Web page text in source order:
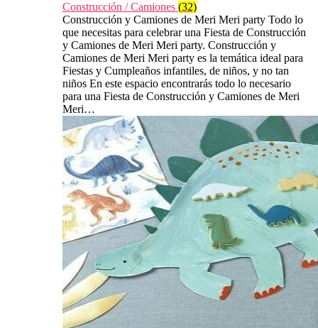
Construcción / Camiones (32)
Construcción y Camiones de Meri Meri party Todo lo
que necesitas para celebrar una Fiesta de Construcción
y Camiones de Meri Meri party. Construcción y
Camiones de Meri Meri party es la temática ideal para
Fiestas y Cumpleaños infantiles, de niños, y no tan
niños En este espacio encontrarás todo lo necesario
para una Fiesta de Construcción y Camiones de Meri
Meri…